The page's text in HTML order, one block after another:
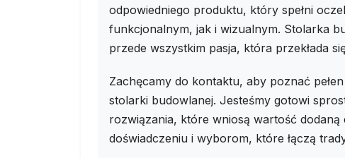
odpowiedniego produktu, który spełni
funkcjonalnym, jak i wizualnym. Stolarka
przede wszystkim pasja, która przekłada
Zachęcamy do kontaktu, aby poznać
stolarki budowlanej. Jesteśmy gotowi
rozwiązania, które wniosą wartość dodaną
doświadczeniu i wyborom, które łączą